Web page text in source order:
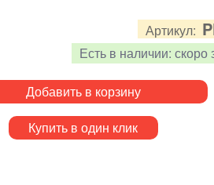
Артикул:
Есть в наличии: скоро
Добавить в корзину
Купить в один клик